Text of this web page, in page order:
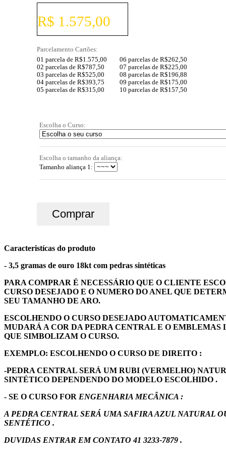
R$ 1.575,00
Parcelamento Cartões:
01 parcela de R$1.575,00
02 parcelas de R$787,50
03 parcelas de R$525,00
04 parcelas de R$393,75
05 parcelas de R$315,00
06 parcelas de R$262,50
07 parcelas de R$225,00
08 parcelas de R$196,88
09 parcelas de R$175,00
10 parcelas de R$157,50
Escolha o Curso:
Escolha o tamanho da aliança:
Tamanho aliança 1:
Caracteristícas do produto
- 3,5 gramas de ouro 18kt com pedras sintéticas
PARA COMPRAR É NECESSÁRIO QUE O CLIENTE
CURSO DESEJADO E O NUMERO DO ANEL QUE
SEU TAMANHO DE ARO.
ESCOLHENDO O CURSO DESEJADO
MUDARÁ A COR DA PEDRA CENTRAL E O EMBLEMAS
QUE SIMBOLIZAM O CURSO.
EXEMPLO: ESCOLHENDO O CURSO DE DIREITO :
-PEDRA CENTRAL SERÁ UM RUBI (VERMELHO)
SINTÉTICO DEPENDENDO DO MODELO ESCOLHIDO .
- SE O CURSO FOR ENGENHARIA MECÂNICA :
A PEDRA CENTRAL SERÁ UMA SAFIRA AZUL NATURAL
SENTÉTICO .
DUVIDAS ENTRAR EM CONTATO 41 3233-7879 .